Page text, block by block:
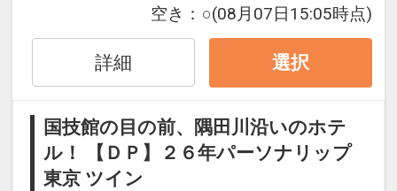
※5/2～4、9/19～21、12/31は、適用除
外日となります。
※割引適用後のご旅行代金は、カレンダ
ーからお進みいただいた後表示される
さい。
※宿泊期間中すべての日において人数・
氏名・客室タイプ・食事条件・プラン同
空き： ○(08月07日15:05時点)
詳細 選択
国技館の目の前、隅田川沿いのホテ
ル！ 【ＤＰ】２６年パーソナリップ
東京 ツイン